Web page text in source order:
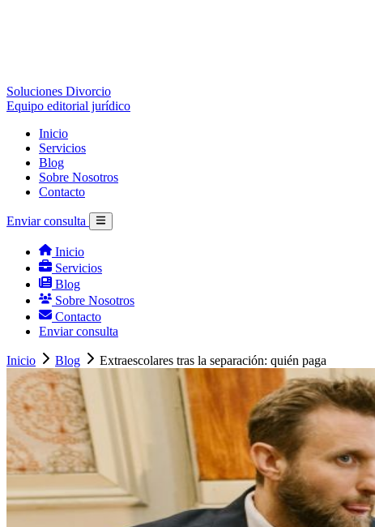
Soluciones Divorcio
Equipo editorial jurídico
Inicio
Servicios
Blog
Sobre Nosotros
Contacto
Enviar consulta
Inicio
Servicios
Blog
Sobre Nosotros
Contacto
Enviar consulta
Inicio Blog Extraescolares tras la separación: quién paga